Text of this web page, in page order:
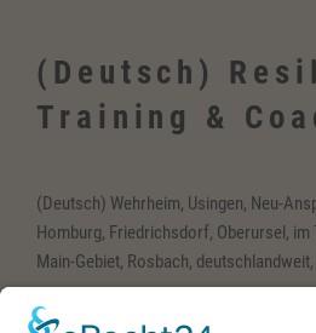
(Deutsch)
Training &
(Deutsch) Wehrheim, Usingen, Neu-
Homburg, Friedrichsdorf, Oberursel, im
Main-Gebiet, Rosbach,